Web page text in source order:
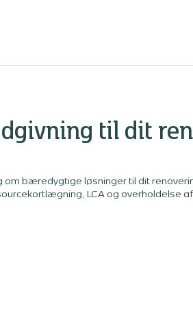
til dit
om bæredygtige løsninger til dit
LCA og overholdelse af